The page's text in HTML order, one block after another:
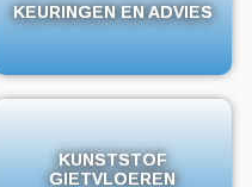
KEURINGEN EN ADVIES
KEURINGEN EN ADVIES
KUNSTSTOF
GIETVLOEREN
KUNSTSTOF
GIETVLOEREN